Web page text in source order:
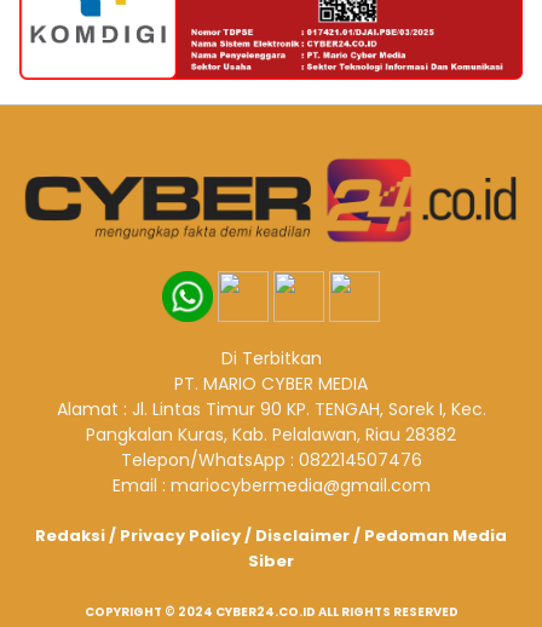
Di Terbitkan
PT. MARIO CYBER MEDIA
Alamat : Jl. Lintas Timur 90 KP. TENGAH, Sorek I, Kec.
Pangkalan Kuras, Kab. Pelalawan, Riau 28382
Telepon/WhatsApp : 082214507476
Email : mariocybermedia@gmail.com
Redaksi/ Privacy Policy/ Disclaimer/ Pedoman Media
Siber
COPYRIGHT © 2024 CYBER24.CO.ID ALL RIGHTS RESERVED